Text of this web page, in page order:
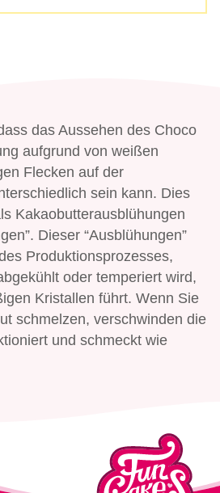
das Aussehen des Choco
aufgrund von weißen
Flecken auf der
sein kann. Dies
Kakaobutterausblühungen
Dieser “Ausblühungen”
Produktionsprozesses,
oder temperiert wird,
Kristallen führt. Wenn Sie
schmelzen, verschwinden die
und schmeckt wie